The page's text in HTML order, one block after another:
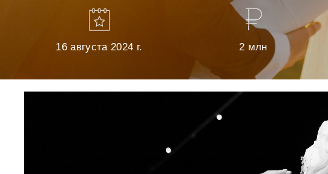
16 августа 2024 г. 2 млн